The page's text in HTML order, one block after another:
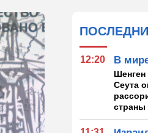
12:20 В
Сеута
страны